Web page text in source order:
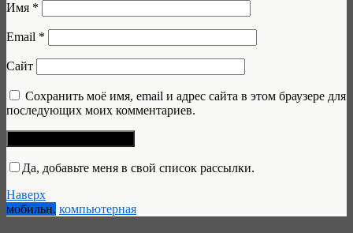
Имя *
Email *
Сайт
Сохранить моё имя, email и адрес сайта в этом браузере для
последующих моих комментариев.
Да, добавьте меня в свой список рассылки.
Наверх
мобильн. компьютерная